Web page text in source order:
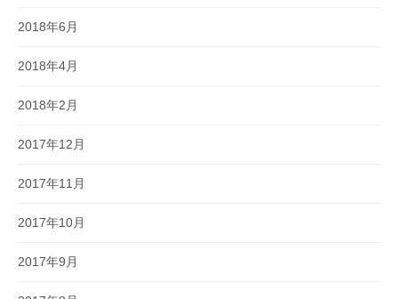
2018年6月
2018年4月
2018年2月
2017年12月
2017年11月
2017年10月
2017年9月